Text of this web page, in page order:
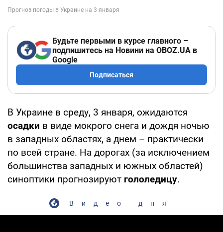
Будьте первыми в курсе главного –
подпишитесь на Новини на OBOZ.UA в
Google
Подписаться
В Украине в среду, 3 января, ожидаются
осадки в виде мокрого снега и дождя ночью
в западных областях, а днем – практически
по всей стране. На дорогах (за исключением
большинства западных и южных областей)
синоптики прогнозируют гололедицу.
Видео дня